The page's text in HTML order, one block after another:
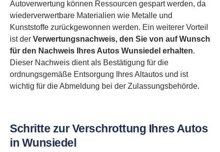
Autoverwertung können Ressourcen gespart werden, da
wiederverwertbare Materialien wie Metalle und
Kunststoffe zurückgewonnen werden. Ein weiterer Vorteil
ist der Verwertungsnachweis, den Sie von auf Wunsch
für den Nachweis Ihres Autos Wunsiedel erhalten.
Dieser Nachweis dient als Bestätigung für die
ordnungsgemäße Entsorgung Ihres Altautos und ist
wichtig für die Abmeldung bei der Zulassungsbehörde.
Schritte zur Verschrottung Ihres Autos
in Wunsiedel